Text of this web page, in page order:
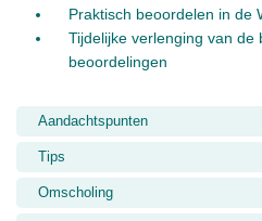
Praktisch beoordelen in de
Tijdelijke verlenging van de
beoordelingen
Aandachtspunten
Tips
Omscholing